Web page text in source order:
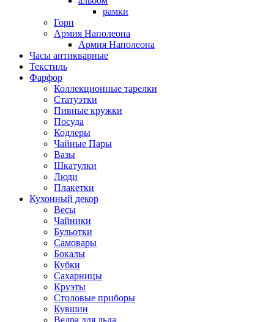
рамки
Горн
Армия Наполеона
Армия Наполеона
Часы антикварные
Текстиль
Фарфор
Коллекционные тарелки
Статуэтки
Пивные кружки
Посуда
Кодлеры
Чайные Пары
Вазы
Шкатулки
Люди
Плакетки
Кухонный декор
Весы
Чайники
Бульотки
Самовары
Бокалы
Кубки
Сахарницы
Круэты
Столовые приборы
Кувшин
Ведра для льда